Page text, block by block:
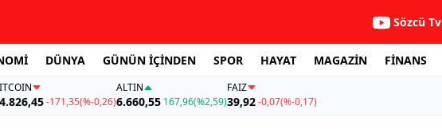
Sözcü Tv
DÜNYA GÜNÜN İÇİNDEN SPOR HAYAT MAGAZİN FİNANS
-171,35(%-0,26)
ALTIN
6.660,55 167,96(%2,59)
FAİZ
39,92-0,07(%-0,17)